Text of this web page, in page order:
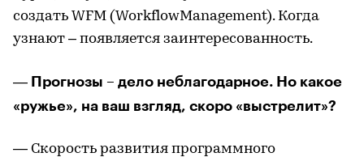
создать WFM (WorkflowManagement). Когда
узнают – появляется заинтересованность.
— Прогнозы – дело неблагодарное. Но какое
«ружье», на ваш взгляд, скоро «выстрелит»?
— Скорость развития программного